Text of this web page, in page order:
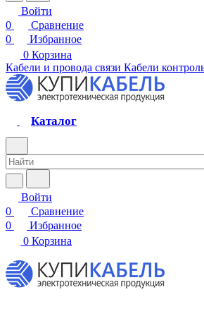
Войти
0
Сравнение
0
Избранное
0 Корзина
Кабели и провода связи Кабели
Каталог
Войти
0
Сравнение
0
Избранное
0 Корзина